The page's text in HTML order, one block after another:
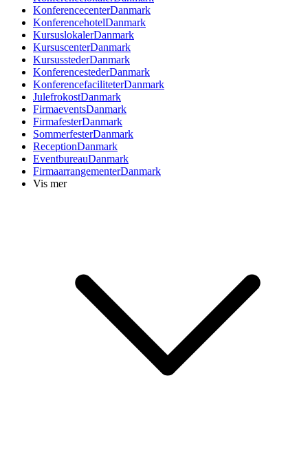
KonferencecenterDanmark
KonferencehotelDanmark
KursuslokalerDanmark
KursuscenterDanmark
KursusstederDanmark
KonferencestederDanmark
KonferencefaciliteterDanmark
JulefrokostDanmark
FirmaeventsDanmark
FirmafesterDanmark
SommerfesterDanmark
ReceptionDanmark
EventbureauDanmark
FirmaarrangementerDanmark
Vis mer